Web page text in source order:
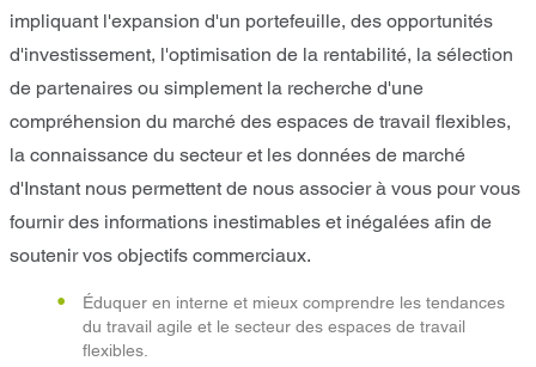
impliquant l'expansion d'un portefeuille, des opportunités
d'investissement, l'optimisation de la rentabilité, la sélection
de partenaires ou simplement la recherche d'une
compréhension du marché des espaces de travail flexibles,
la connaissance du secteur et les données de marché
d'Instant nous permettent de nous associer à vous pour vous
fournir des informations inestimables et inégalées afin de
soutenir vos objectifs commerciaux.
Éduquer en interne et mieux comprendre les tendances
du travail agile et le secteur des espaces de travail
flexibles.